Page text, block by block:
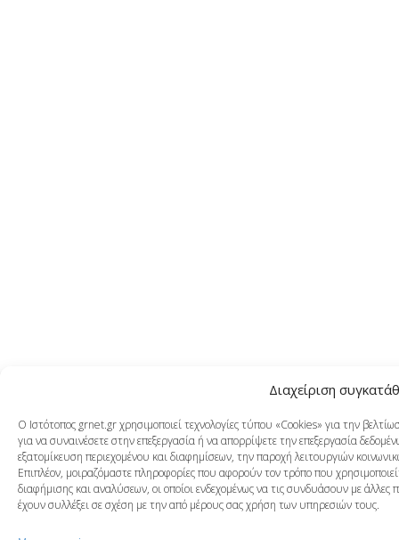
Διαχείριση
Ο Ιστότοπος grnet.gr χρησιμοποιεί τεχνολογίες τύπου «Cookies» για την
για να συναινέσετε στην επεξεργασία ή να απορρίψετε την επεξεργασία
εξατομίκευση περιεχομένου και διαφημίσεων, την παροχή λειτουργιών
Επιπλέον, μοιραζόμαστε πληροφορίες που αφορούν τον τρόπο που
διαφήμισης και αναλύσεων, οι οποίοι ενδεχομένως να τις συνδυάσουν με άλλες
έχουν συλλέξει σε σχέση με την από μέρους σας χρήση των υπηρεσιών τους.